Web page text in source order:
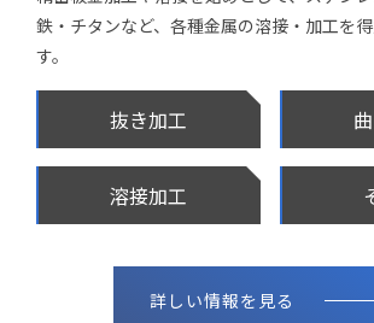
鉄・チタンなど、各種金属の溶接・加工を
す。
抜き加工
溶接加工
詳しい情報を見る